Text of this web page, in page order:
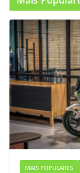
MAIS POPULARES